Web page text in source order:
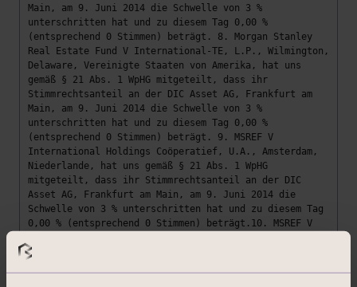
Main, am 9. Juni 2014 die Schwelle von 3 %
unterschritten hat und zu diesem Tag 0,00 %
(entsprechend 0 Stimmen) beträgt. 8. Morgan Stanley
Real Estate Fund V International-TE, L.P., Wilmington,
Delaware, Vereinigte Staaten von Amerika, hat uns
gemäß § 21 Abs. 1 WpHG mitgeteilt, dass ihr
Stimmrechtsanteil an der DIC Asset AG, Frankfurt am
Main, am 9. Juni 2014 die Schwelle von 3 %
unterschritten hat und zu diesem Tag 0,00 %
(entsprechend 0 Stimmen) beträgt. 9. MSREF V
International Holdings Coöperatief, U.A., Amsterdam,
Niederlande, hat uns gemäß § 21 Abs. 1 WpHG
mitgeteilt, dass ihr Stimmrechtsanteil an der DIC
Asset AG, Frankfurt am Main, am 9. Juni 2014 die
Schwelle von 3 % unterschritten hat und zu diesem Tag
0,00 % (entsprechend 0 Stimmen) beträgt.10. MSREF V
21 Abs. 1 WpHG mitgeteilt, dass ihr Stimmrechtsanteil